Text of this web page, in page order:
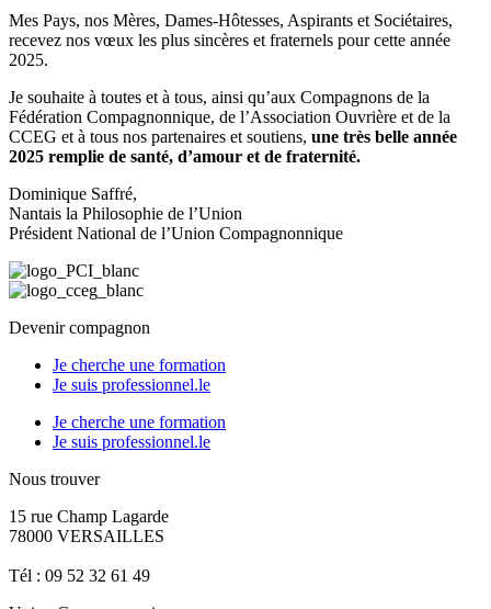
Mes Pays, nos Mères, Dames-Hôtesses, Aspirants et Sociétaires,
recevez nos vœux les plus sincères et fraternels pour cette année
2025.
Je souhaite à toutes et à tous, ainsi qu’aux Compagnons de la
Fédération Compagnonnique, de l’Association Ouvrière et de la
CCEG et à tous nos partenaires et soutiens, une très belle année
2025 remplie de santé, d’amour et de fraternité.
Dominique Saffré,
Nantais la Philosophie de l’Union
Président National de l’Union Compagnonnique
Devenir compagnon
Je cherche une formation
Je suis professionnel.le
Je cherche une formation
Je suis professionnel.le
Nous trouver
15 rue Champ Lagarde
78000 VERSAILLES
Tél : 09 52 32 61 49